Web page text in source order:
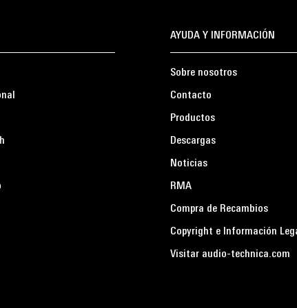
AYUDA Y INFORMACIÓN
Sobre nosotros
Contacto
Productos
Descargas
Noticias
RMA
Compra de Recambios
Copyright e Información
Visitar audio-technica.com